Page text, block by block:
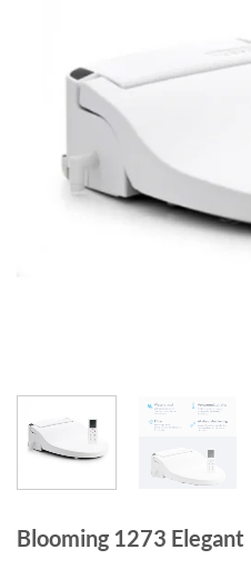
Blooming 1273 Elegant